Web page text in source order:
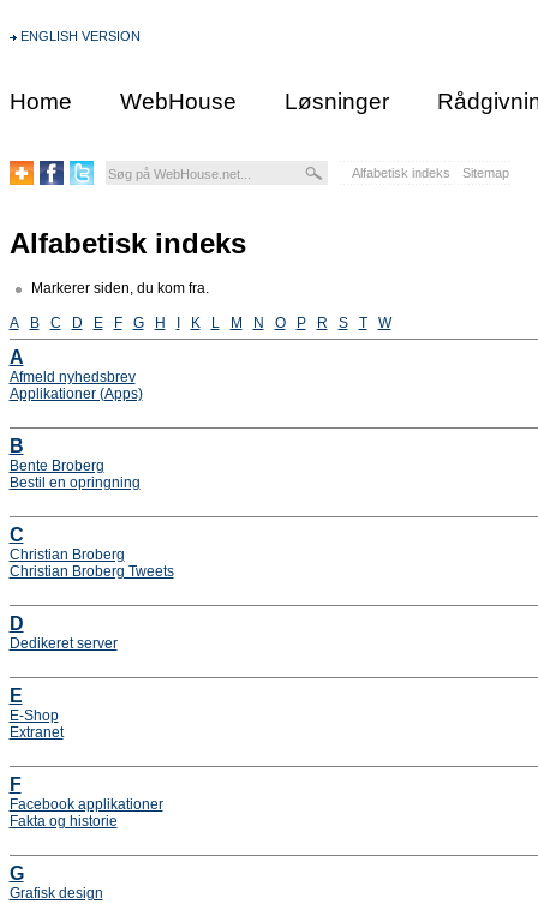
ENGLISH VERSION
Home WebHouse Løsninger
Alfabetisk indeks Sitemap
Alfabetisk indeks
Markerer siden, du kom fra.
A B C D E F G H K L M N O P R S T W
A
Afmeld nyhedsbrev
Applikationer (Apps)
B
Bente Broberg
Bestil en opringning
C
Christian Broberg
Christian Broberg Tweets
D
Dedikeret server
E
E-Shop
Extranet
F
Facebook applikationer
Fakta og historie
G
Grafisk design